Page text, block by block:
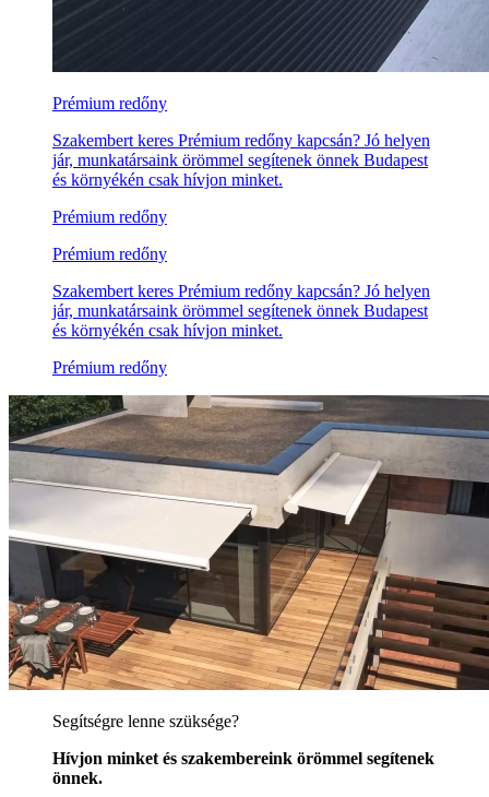
Prémium redőny
Szakembert keres Prémium redőny kapcsán? Jó helyen
jár, munkatársaink örömmel segítenek önnek Budapest
és környékén csak hívjon minket.
Prémium redőny
Prémium redőny
Szakembert keres Prémium redőny kapcsán? Jó helyen
jár, munkatársaink örömmel segítenek önnek Budapest
és környékén csak hívjon minket.
Prémium redőny
Segítségre lenne szüksége?
Hívjon minket és szakembereink örömmel segítenek
önnek.